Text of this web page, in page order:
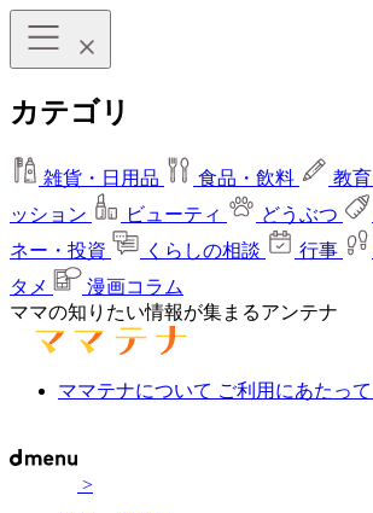
カテゴリ
雑貨・日用品 食品・飲料 教育
ッション
ビューティ どうぶつ
ネー・投資
くらしの相談 行事
タメ
漫画コラム
ママの知りたい情報が集まるアンテナ
ママテナについて ご利用にあたって
>